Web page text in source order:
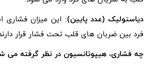
دیاستولیک (عدد پایین): این میزان
فرد بین ضربان‌ های قلب تحت فشار قرار
چه فشاری، هیپوتانسیون در نظر گرفته می